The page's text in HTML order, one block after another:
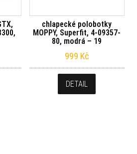
chlapecké polobotky
MOPPY, Superfit, 4-09357-
80, modrá – 19
999 Kč
DETAIL